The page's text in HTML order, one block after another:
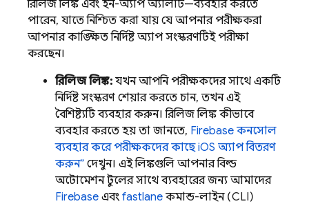
রিলিজ লিঙ্ক এবং ইন-অ্যাপ অ্যালার্ট—ব্যবহার করতে
পারেন, যাতে নিশ্চিত করা যায় যে আপনার পরীক্ষকরা
আপনার কাঙ্ক্ষিত নির্দিষ্ট অ্যাপ সংস্করণটিই পরীক্ষা
করছেন।
রিলিজ লিঙ্ক:যখন আপনি পরীক্ষকদের সাথে একটি
নির্দিষ্ট সংস্করণ শেয়ার করতে চান, তখন এই
বৈশিষ্ট্যটি ব্যবহার করুন। রিলিজ লিঙ্ক কীভাবে
ব্যবহার করতে হয় তা জানতে, Firebase কনসোল
ব্যবহার করে পরীক্ষকদের কাছে iOS অ্যাপ বিতরণ
করুন” দেখুন। এই লিঙ্কগুলি আপনার বিল্ড
অটোমেশন টুলের সাথে ব্যবহারের জন্য আমাদের
Firebase এবং fastlane কমান্ড-লাইন (CLI)